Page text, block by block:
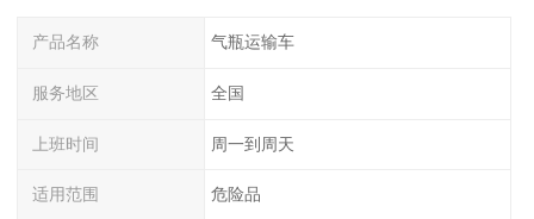
产品名称 气瓶运输车
服务地区 全国
上班时间 周一到周天
适用范围 危险品